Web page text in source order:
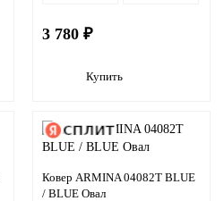
3 780 ₽
Купить
Ковер ARMINA 04082T BLUE
/ BLUE Овал